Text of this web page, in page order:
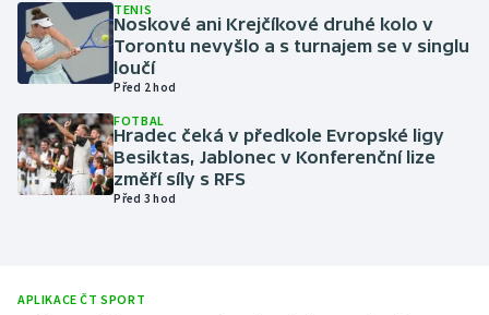
Olympijské hry
Parasport
Plavání
Plážový volejbal
Rychlobruslení
TENIS
Noskové ani Krejčíkové druhé kolo v
Torontu nevyšlo a s turnajem se v singlu
loučí
Před 2 hod
FOTBAL
Hradec čeká v předkole Evropské ligy
Besiktas, Jablonec v Konferenční lize
změří síly s RFS
Před 3 hod
APLIKACE ČT SPORT